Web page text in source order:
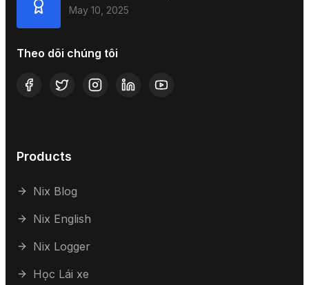
May 10, 2025
Theo dõi chúng tôi
Products
Nix Blog
Nix English
Nix Logger
Học Lái xe